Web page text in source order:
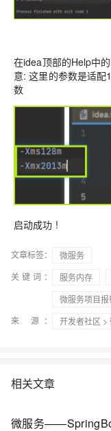
在idea顶部的Help中
意: 这里的参数是适
数
启动成功 !
文章标签：
微服务
关键词：
服务内存
微服务项目报
来 源：
开发者社区 >
相关文章